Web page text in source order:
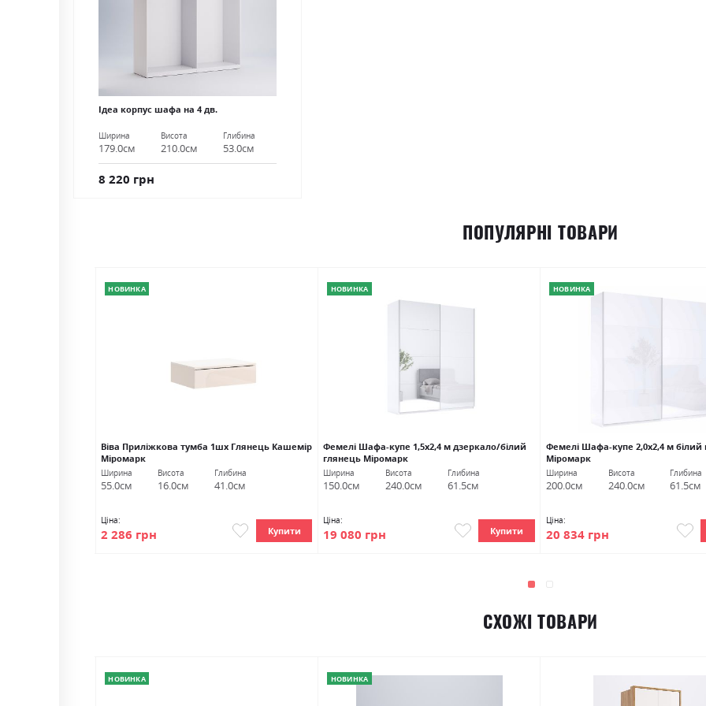
Ідеа корпус шафа на 4 дв.
Ширина
179.0см
Висота
210.0см
Глибина
53.0см
8 220 грн
ПОПУЛЯРНІ ТОВАРИ
НОВИНКА
Віва Приліжкова тумба 1шх Глянець Кашемір
Міромарк
Ширина
55.0см
Висота
16.0см
Глибина
41.0см
Ціна:
2 286 грн Купити
НОВИНКА
Фемелі Шафа-купе 1,5х2,4 м дзеркало/білий
глянець Міромарк
Ширина
150.0см
Висота
240.0см
Глибина
61.5см
Ціна:
19 080 грн Купити
НОВИНКА
Фемелі Шафа-купе 2,0х2,4 м білий
Міромарк
Ширина
200.0см
Висота
240.0см
Глибина
61.5см
Ціна:
20 834 грн
СХОЖІ ТОВАРИ
НОВИНКА НОВИНКА